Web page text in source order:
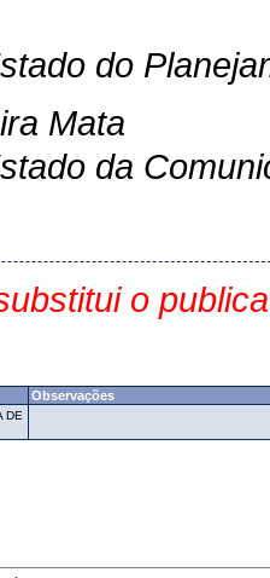
do
Mata
da
o
Observações
DE